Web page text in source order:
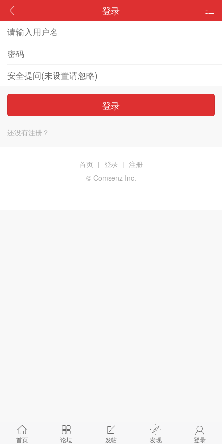
登录
登录
还没有注册？
首页 论坛 发帖 发现 登录
首页 | 登录 | 注册
© Comsenz Inc.